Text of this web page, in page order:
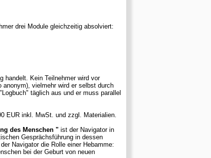
drei Module gleichzeitig absolviert:
handelt. Kein Teilnehmer wird vor
täglich aus und er muss parallel
EUR inkl. MwSt. und zzgl. Materialien.
des Menschen " ist der Navigator in
Navigator die Rolle einer Hebamme:
bei der Geburt von neuen